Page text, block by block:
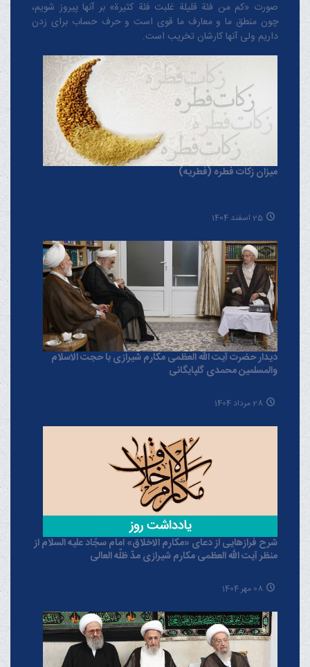
صورت «کم من فئة قلیلة غلبت فئة کثیرة» بر آنها پیروز شویم،
چون منطق‌ ما و معارف ‌ما قوی است و حرف حساب برای زدن
داریم ولی آنها کارشان تخریب است.
میزان زکات فطره (فطریه)
25 اسفند 1404
دیدار حضرت آیت الله العظمی مکارم شیرازی با حجت الاسلام
والمسلمین محمدی گلپایگانی
28 مرداد 1404
شرح فرازهایی از دعای «مکارم الاخلاق» امام سجّاد علیه السلام از
منظر آیت الله العظمی مکارم شیرازی مدّ ظلّه العالی
08 مهر 1404